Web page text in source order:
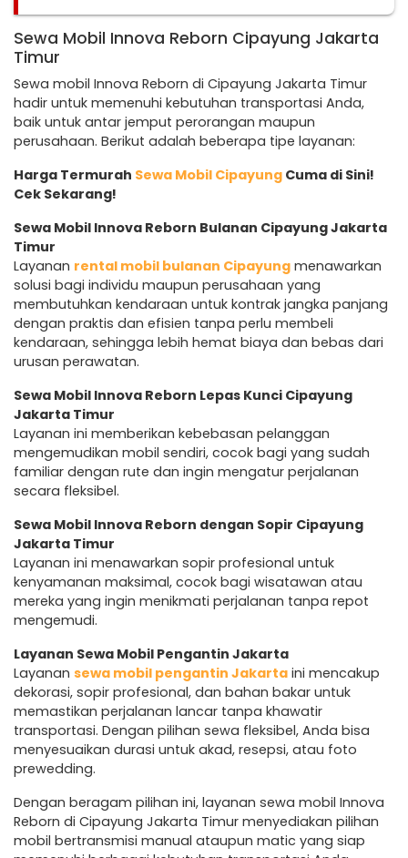
Sewa Mobil Innova Reborn Cipayung Jakarta
Timur
Sewa mobil Innova Reborn di Cipayung Jakarta Timur
hadir untuk memenuhi kebutuhan transportasi Anda,
baik untuk antar jemput perorangan maupun
perusahaan. Berikut adalah beberapa tipe layanan:
Harga Termurah Sewa Mobil Cipayung Cuma di Sini!
Cek Sekarang!
Sewa Mobil Innova Reborn Bulanan Cipayung Jakarta
Timur
Layanan rental mobil bulanan Cipayung menawarkan
solusi bagi individu maupun perusahaan yang
membutuhkan kendaraan untuk kontrak jangka panjang
dengan praktis dan efisien tanpa perlu membeli
kendaraan, sehingga lebih hemat biaya dan bebas dari
urusan perawatan.
Sewa Mobil Innova Reborn Lepas Kunci Cipayung
Jakarta Timur
Layanan ini memberikan kebebasan pelanggan
mengemudikan mobil sendiri, cocok bagi yang sudah
familiar dengan rute dan ingin mengatur perjalanan
secara fleksibel.
Sewa Mobil Innova Reborn dengan Sopir Cipayung
Jakarta Timur
Layanan ini menawarkan sopir profesional untuk
kenyamanan maksimal, cocok bagi wisatawan atau
mereka yang ingin menikmati perjalanan tanpa repot
mengemudi.
Layanan Sewa Mobil Pengantin Jakarta
Layanan sewa mobil pengantin Jakarta ini mencakup
dekorasi, sopir profesional, dan bahan bakar untuk
memastikan perjalanan lancar tanpa khawatir
transportasi. Dengan pilihan sewa fleksibel, Anda bisa
menyesuaikan durasi untuk akad, resepsi, atau foto
prewedding.
Dengan beragam pilihan ini, layanan sewa mobil Innova
Reborn di Cipayung Jakarta Timur menyediakan pilihan
mobil bertransmisi manual ataupun matic yang siap